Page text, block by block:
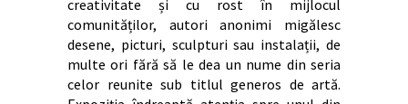
creativitate și cu rost în mijlocul
comunităților, autori anonimi migălesc
desene, picturi, sculpturi sau instalații, de
multe ori fără să le dea un nume din seria
celor reunite sub titlul generos de artă.